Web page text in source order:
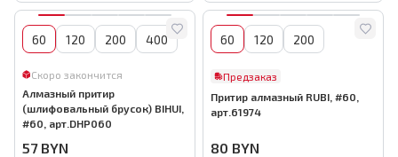
60 120 200 400
Скоро закончится
Алмазный притир
(шлифовальный брусок) BIHUI,
#60, арт.DHP060
57 BYN
60 120 200
Предзаказ
Притир алмазный RUBI, #60,
арт.61974
80 BYN